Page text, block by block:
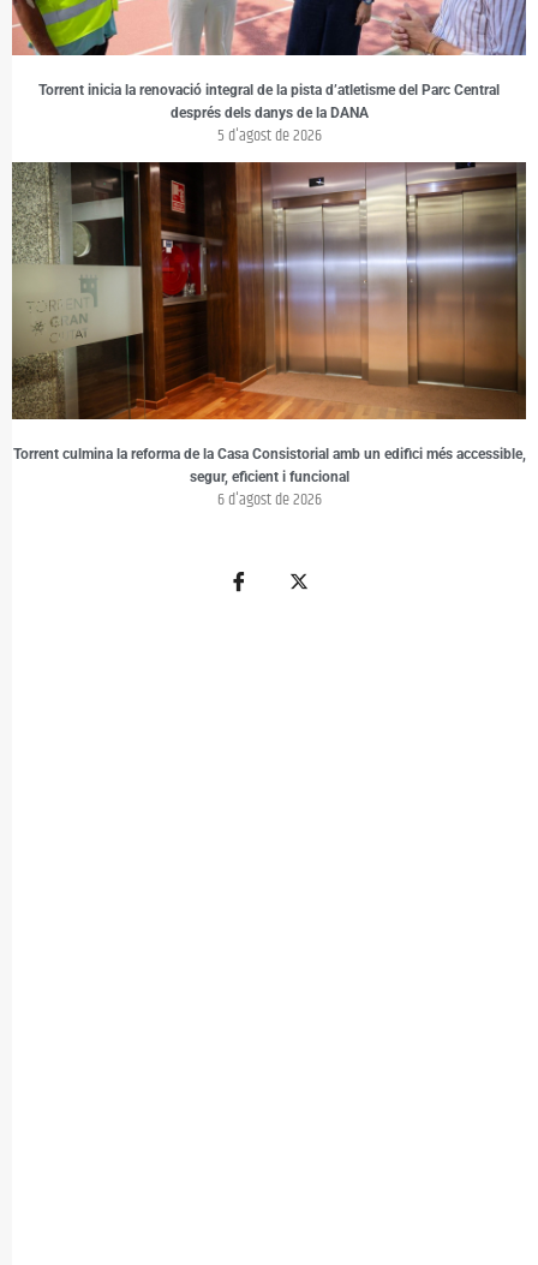
Torrent inicia la renovació integral de la pista d’atletisme del Parc Central
després dels danys de la DANA
5 d'agost de 2026
Torrent culmina la reforma de la Casa Consistorial amb un edifici més accessible,
segur, eficient i funcional
6 d'agost de 2026